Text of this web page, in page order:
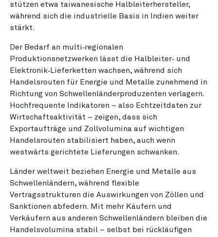
stützen etwa taiwanesische Halbleiterhersteller,
während sich die industrielle Basis in Indien weiter
stärkt.
Der Bedarf an multi‑regionalen
Produktionsnetzwerken lässt die Halbleiter‑ und
Elektronik‑Lieferketten wachsen, während sich
Handelsrouten für Energie und Metalle zunehmend in
Richtung von Schwellenländerproduzenten verlagern.
Hochfrequente Indikatoren – also Echtzeitdaten zur
Wirtschaftsaktivität – zeigen, dass sich
Exportaufträge und Zollvolumina auf wichtigen
Handelsrouten stabilisiert haben, auch wenn
westwärts gerichtete Lieferungen schwanken.
Länder weltweit beziehen Energie und Metalle aus
Schwellenländern, während flexible
Vertragsstrukturen die Auswirkungen von Zöllen und
Sanktionen abfedern. Mit mehr Käufern und
Verkäufern aus anderen Schwellenländern bleiben die
Handelsvolumina stabil – selbst bei rückläufigen